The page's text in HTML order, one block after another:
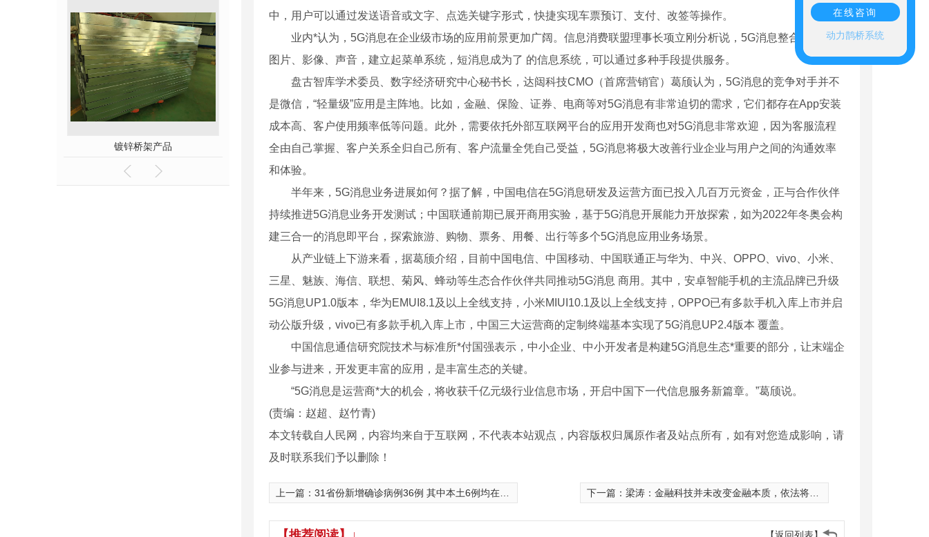
镀锌桥架产品
中，用户可以通过发送语音或文字、点选关键字形式，快捷实现车票预订、支付、改签等操作。
业内*认为，5G消息在企业级市场的应用前景更加广阔。信息消费联盟理事长项立刚分析说，5G消息整合了文字、
图片、影像、声音，建立起菜单系统，短消息成为了 的信息系统，可以通过多种手段提供服务。
盘古智库学术委员、数字经济研究中心秘书长，达闼科技CMO（首席营销官）葛颀认为，5G消息的竞争对手并不
是微信，“轻量级”应用是主阵地。比如，金融、保险、证券、电商等对5G消息有非常迫切的需求，它们都存在App安装
成本高、客户使用频率低等问题。此外，需要依托外部互联网平台的应用开发商也对5G消息非常欢迎，因为客服流程
全由自己掌握、客户关系全归自己所有、客户流量全凭自己受益，5G消息将极大改善行业企业与用户之间的沟通效率
和体验。
半年来，5G消息业务进展如何？据了解，中国电信在5G消息研发及运营方面已投入几百万元资金，正与合作伙伴
持续推进5G消息业务开发测试；中国联通前期已展开商用实验，基于5G消息开展能力开放探索，如为2022年冬奥会构
建三合一的消息即平台，探索旅游、购物、票务、用餐、出行等多个5G消息应用业务场景。
从产业链上下游来看，据葛颀介绍，目前中国电信、中国移动、中国联通正与华为、中兴、OPPO、vivo、小米、
三星、魅族、海信、联想、菊风、蜂动等生态合作伙伴共同推动5G消息 商用。其中，安卓智能手机的主流品牌已升级
5G消息UP1.0版本，华为EMUI8.1及以上全线支持，小米MIUI10.1及以上全线支持，OPPO已有多款手机入库上市并启
动公版升级，vivo已有多款手机入库上市，中国三大运营商的定制终端基本实现了5G消息UP2.4版本 覆盖。
中国信息通信研究院技术与标准所*付国强表示，中小企业、中小开发者是构建5G消息生态*重要的部分，让末端企
业参与进来，开发更丰富的应用，是丰富生态的关键。
“5G消息是运营商*大的机会，将收获千亿元级行业信息市场，开启中国下一代信息服务新篇章。”葛颀说。
(责编：赵超、赵竹青)
本文转载自人民网，内容均来自于互联网，不代表本站观点，内容版权归属原作者及站点所有，如有对您造成影响，请
及时联系我们予以删除！
上一篇： 31省份新增确诊病例36例 其中本土6例均在新疆 下一篇： 梁涛：金融科技并未改变金融本质，依法将金融活动**纳入监管
在线咨询
动力鹊桥系统